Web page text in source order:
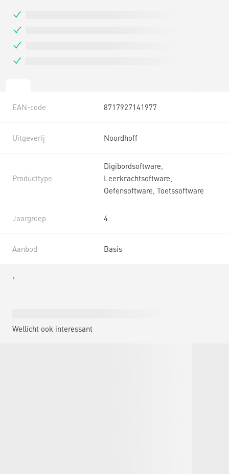
EAN-code 8717927141977
Uitgeverij Noordhoff
Producttype
Digibordsoftware,
Leerkrachtsoftware,
Oefensoftware, Toetssoftware
Jaargroep 4
Aanbod Basis
Wellicht ook interessant